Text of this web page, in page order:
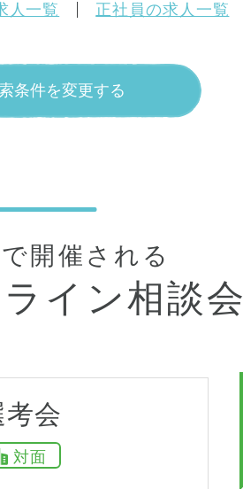
人一覧 正社員の求人一覧
条件を変更する
で開催される
イン相談
考会
対面